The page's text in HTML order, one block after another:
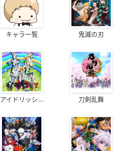
キャラ一覧 鬼滅の刃
アイドリッシ... 刀剣乱舞